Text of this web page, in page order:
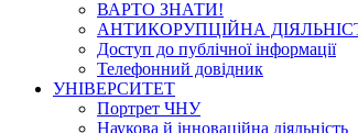
ВАРТО ЗНАТИ!
АНТИКОРУПЦІЙНА
Доступ до публічної інформації
Телефонний довідник
УНІВЕРСИТЕТ
Портрет ЧНУ
Наукова й інноваційна діяльність